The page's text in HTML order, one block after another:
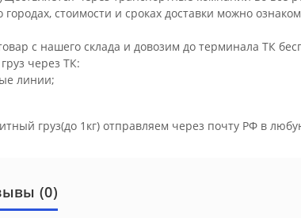
городах, стоимости и сроках доставки можно
с нашего склада и довозим до терминала ТК
через ТК:
линии;
груз(до 1кг) отправляем через почту РФ в
(0)